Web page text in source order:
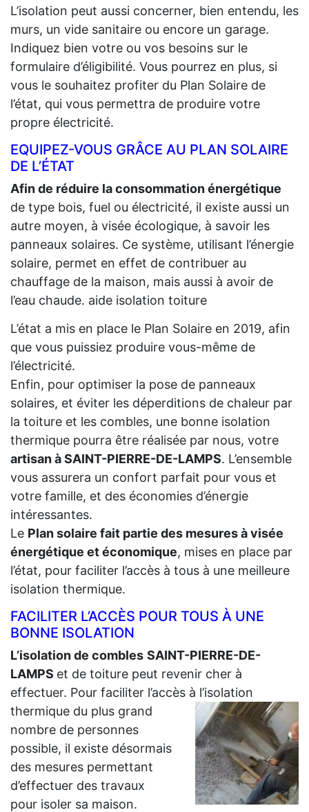
L’isolation peut aussi concerner, bien entendu, les
murs, un vide sanitaire ou encore un garage.
Indiquez bien votre ou vos besoins sur le
formulaire d’éligibilité. Vous pourrez en plus, si
vous le souhaitez profiter du Plan Solaire de
l’état, qui vous permettra de produire votre
propre électricité.
EQUIPEZ-VOUS GRÂCE AU PLAN SOLAIRE
DE L’ÉTAT
Afin de réduire la consommation énergétique
de type bois, fuel ou électricité, il existe aussi un
autre moyen, à visée écologique, à savoir les
panneaux solaires. Ce système, utilisant l’énergie
solaire, permet en effet de contribuer au
chauffage de la maison, mais aussi à avoir de
l’eau chaude. aide isolation toiture
L’état a mis en place le Plan Solaire en 2019, afin
que vous puissiez produire vous-même de
l’électricité.
Enfin, pour optimiser la pose de panneaux
solaires, et éviter les déperditions de chaleur par
la toiture et les combles, une bonne isolation
thermique pourra être réalisée par nous, votre
artisan à SAINT-PIERRE-DE-LAMPS. L’ensemble
vous assurera un confort parfait pour vous et
votre famille, et des économies d’énergie
intéressantes.
Le Plan solaire fait partie des mesures à visée
énergétique et économique, mises en place par
l’état, pour faciliter l’accès à tous à une meilleure
isolation thermique.
FACILITER L’ACCÈS POUR TOUS À UNE
BONNE ISOLATION
L’isolation de combles SAINT-PIERRE-DE-
LAMPS et de toiture peut revenir cher à
effectuer. Pour faciliter l’accès à l’isolation
thermique du plus grand
nombre de personnes
possible, il existe désormais
des mesures permettant
d’effectuer des travaux
pour isoler sa maison.